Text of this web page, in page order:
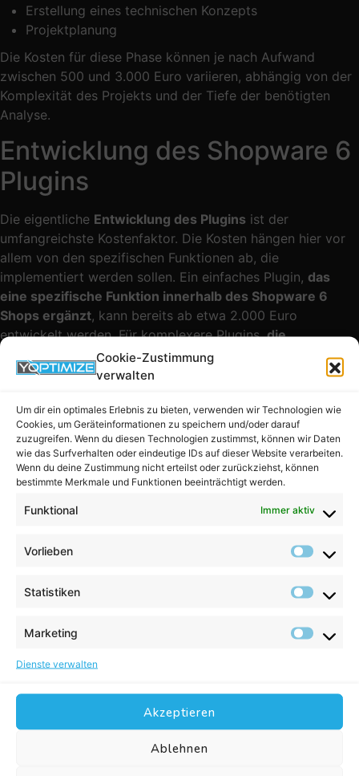
Cookie-Zustimmung
verwalten
Um dir ein optimales Erlebnis zu bieten, verwenden wir Technologien wie
Cookies, um Geräteinformationen zu speichern und/oder darauf
zuzugreifen. Wenn du diesen Technologien zustimmst, können wir Daten
wie das Surfverhalten oder eindeutige IDs auf dieser Website verarbeiten.
Wenn du deine Zustimmung nicht erteilst oder zurückziehst, können
bestimmte Merkmale und Funktionen beeinträchtigt werden.
Funktional Immer aktiv
Vorlieben
Statistiken
Marketing
Dienste verwalten
Akzeptieren
Ablehnen
Erstellung eines technischen Konzepts
Projektplanung
Die Kosten für diese Phase können je nach Aufwand
zwischen 500 und 3.000 Euro variieren, abhängig von der
Komplexität des Projekts und der Tiefe der benötigten
Analyse.
Entwicklung des Shopware 6
Plugins
Die eigentliche Entwicklung des Plugins ist der
umfangreichste Kostenfaktor. Die Kosten hängen hier vor
allem von den spezifischen Funktionen ab, die
implementiert werden sollen. Ein einfaches Plugin, das
eine spezifische Funktion innerhalb des Shopware 6
Shops ergänzt, kann bereits ab etwa 2.000 Euro
entwickelt werden. Für komplexere Plugins,die
umfangreiche Anpassungen an der Shopware-
Umgebung erfordernoder mit externen Systemen
und mehr steigen.
Zu denEntwicklungskostenzählen:
Programmierung der Plugin-Funktionalitäten
Anpassung an bestehende Systeme
Sicherstellung der Kompatibilität mit aktuellen
Testen und Qualitätssicherung
Vor demRollout des Plugins
ist eine umfassende
fehlerfrei funktioniert und keine unerwünschten
aufweist.Die Kosten für das Testen können sich auf 500
bis 2.000 Euro belaufen, abhängig vom Umfang der Tests
und der Komplexität des Plugins.
Wartung und Updates